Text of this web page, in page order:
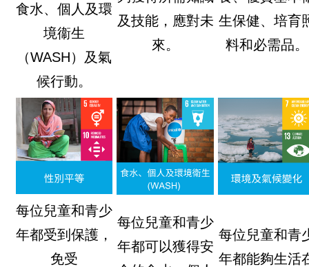
食水、個人及環
境衞生
（WASH）及氣
候行動。
及技能，應對未
來。
生保健、培育
料和必需品。
每位兒童和青少
年都受到保護，
免受
每位兒童和青少
年都可以獲得安
每位兒童和青
年都能夠生活